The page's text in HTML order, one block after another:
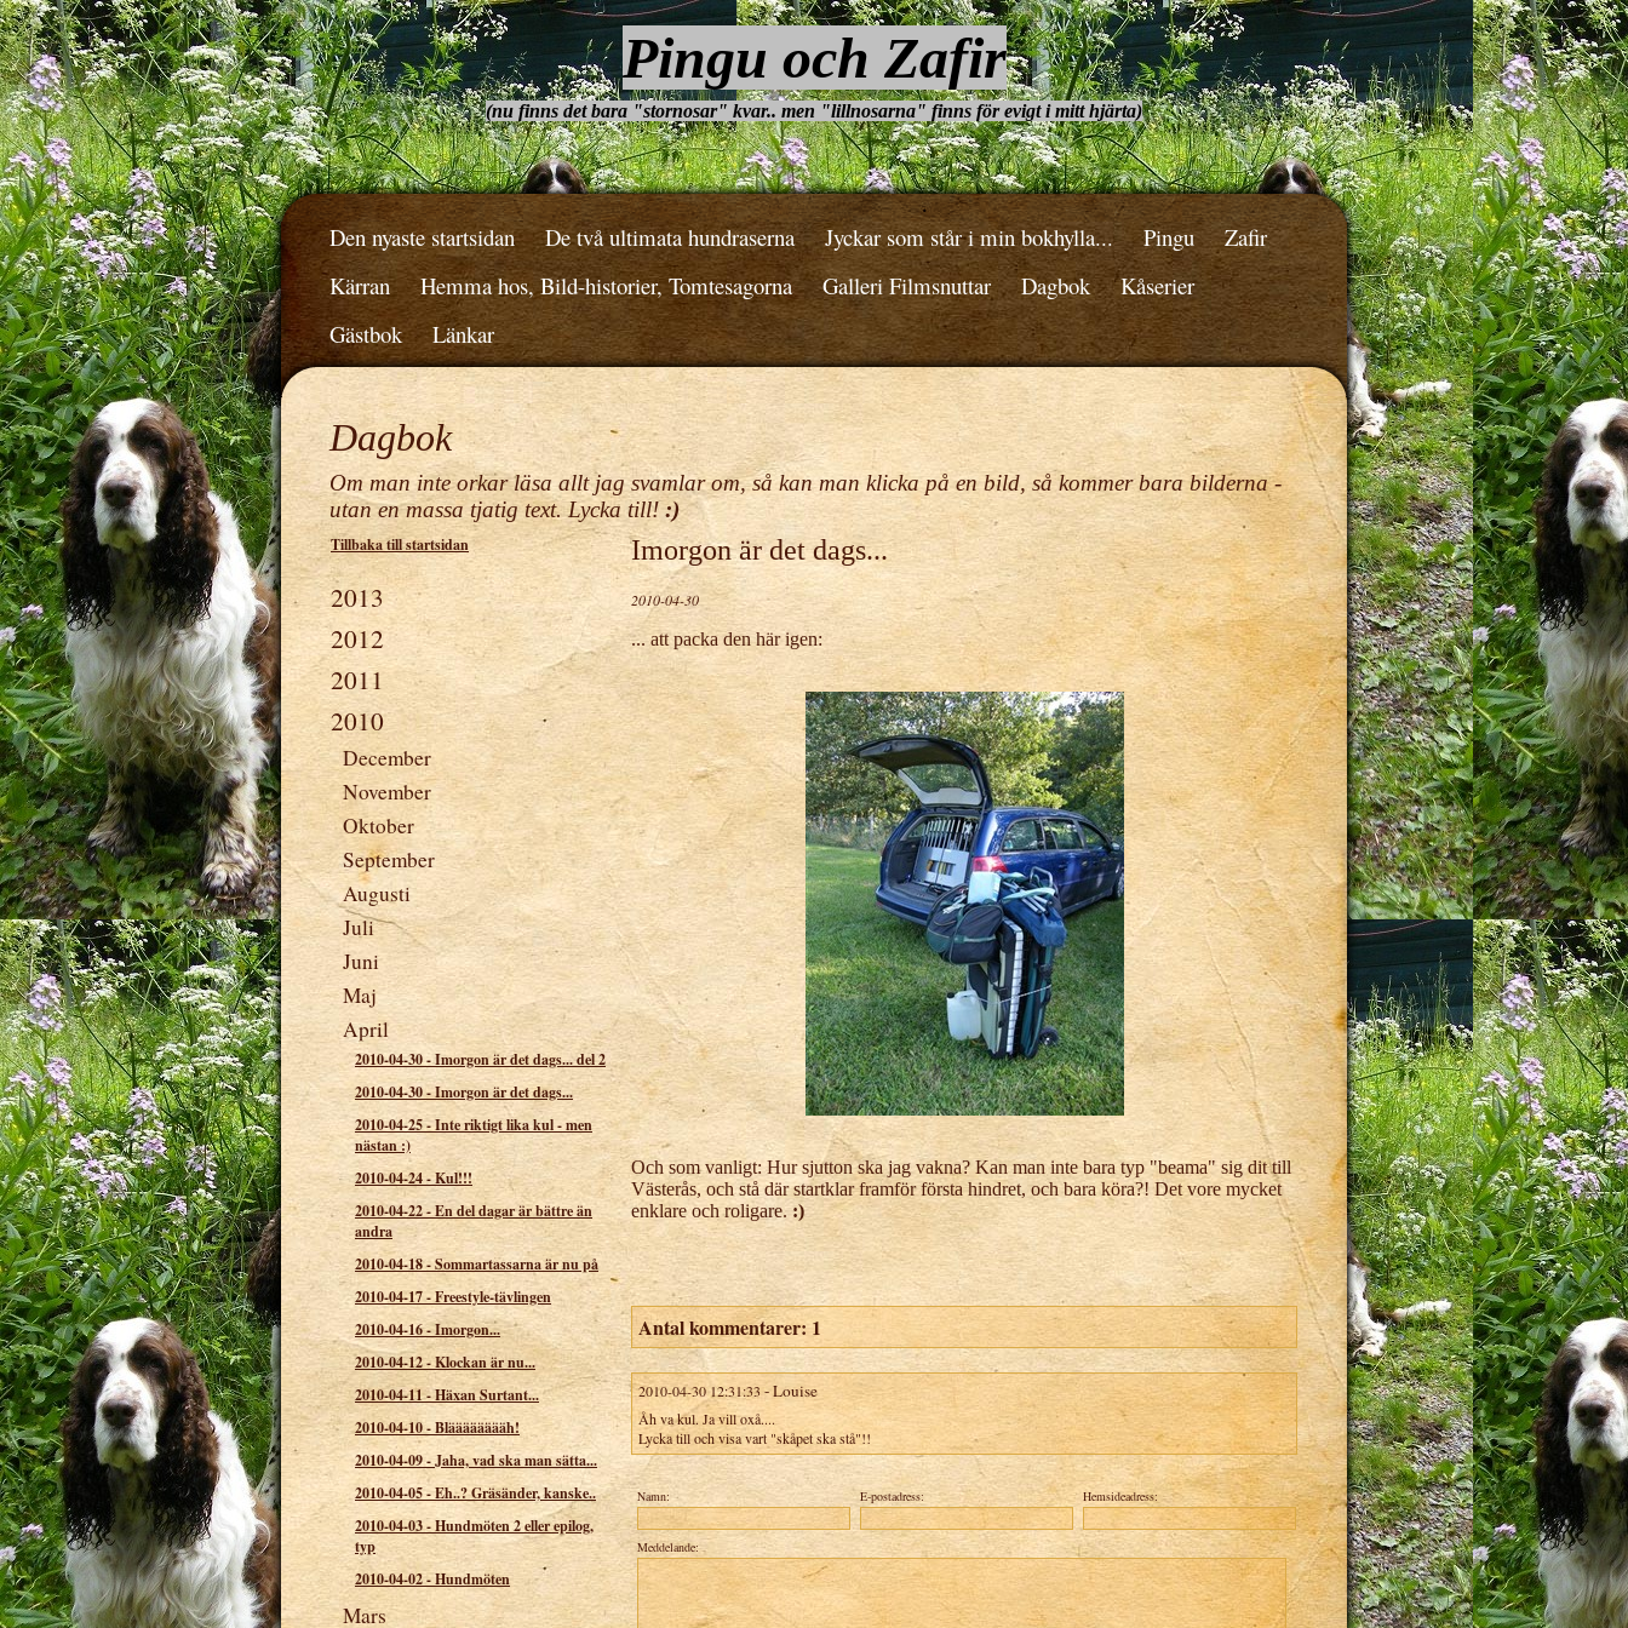
Pingu och Zafir
(nu finns det bara "stornosar" kvar.. men "lillnosarna" finns för evigt i mitt hjärta)
Den nyaste startsidan De två ultimata hundraserna Jyckar som står i min bokhylla... Pingu
Zafir
Kärran
Hemma hos, Bild-historier, Tomtesagorna Galleri Filmsnuttar Dagbok
Kåserier
Gästbok
Länkar
Dagbok
Om man inte orkar läsa allt jag svamlar om, så kan man klicka på en bild, så kommer bara bilderna -
utan en massa tjatig text. Lycka till!:)
Tillbaka till startsidan
2013
2012
2011
2010
December
November
Oktober
September
Augusti
Juli
Juni
Maj
April
2010-04-30-Imorgon är det dags... del 2
2010-04-30-Imorgon är det dags...
2010-04-25-Inte riktigt lika kul - men
nästan :)
2010-04-24-Kul!!!
2010-04-22-En del dagar är bättre än
andra
2010-04-18-Sommartassarna är nu på
2010-04-17-Freestyle-tävlingen
2010-04-16-Imorgon...
2010-04-12-Klockan är nu...
2010-04-11-Häxan Surtant...
2010-04-10-Blääääääääh!
2010-04-09-Jaha, vad ska man sätta...
2010-04-05-Eh..? Gräsänder, kanske..
2010-04-03-Hundmöten 2 eller epilog,
typ
2010-04-02-Hundmöten
Mars
Imorgon är det dags...
2010-04-30
... att packa den här igen:
Och som vanligt: Hur sjutton ska jag vakna? Kan man inte bara typ "beama" sig dit till
Västerås, och stå där startklar framför första hindret, och bara köra?! Det vore mycket
enklare och roligare. :)
Antal kommentarer: 1
2010-04-30 12:31:33-Louise
Åh va kul. Ja vill oxå....
Lycka till och visa vart "skåpet ska stå"!!
Namn: E-postadress: Hemsideadress:
Meddelande: